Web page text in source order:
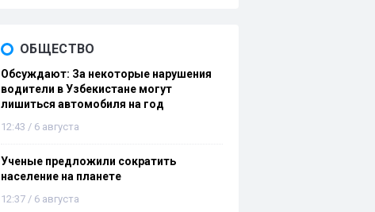
ОБЩЕСТВО
Обсуждают: За некоторые нарушения
водители в Узбекистане могут
лишиться автомобиля на год
12:43 / 6 августа
Ученые предложили сократить
население на планете
12:37 / 6 августа